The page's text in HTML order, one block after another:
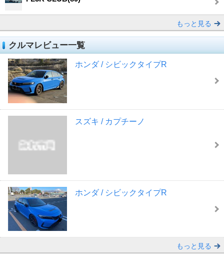
もっと見る
クルマレビュー一覧
ホンダ / シビックタイプR
スズキ / カプチーノ
ホンダ / シビックタイプR
もっと見る